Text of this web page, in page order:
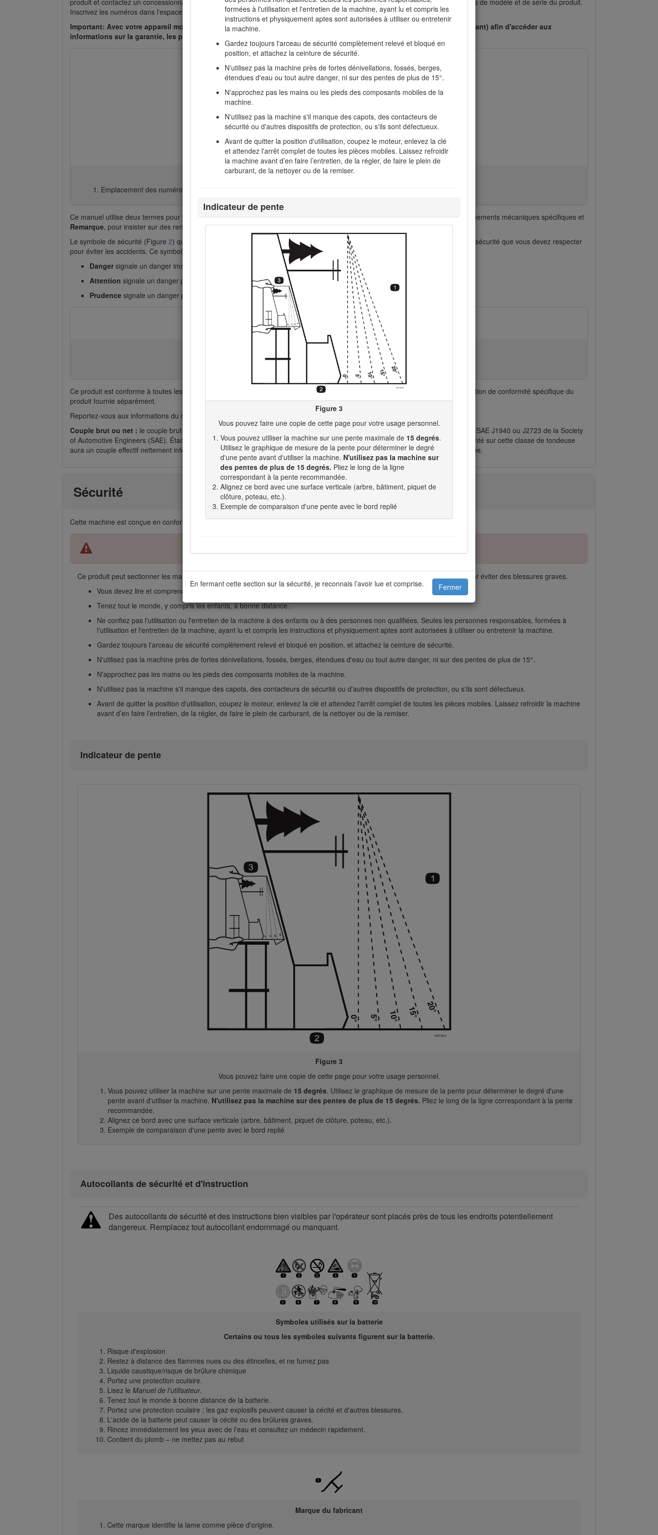
formées à l'utilisation et l'entretien de la machine, ayant lu et compris les
instructions et physiquement aptes sont autorisées à utiliser ou entretenir
la machine.
Gardez toujours l'arceau de sécurité complètement relevé et bloqué en
position, et attachez la ceinture de sécurité.
N'utilisez pas la machine près de fortes dénivellations, fossés, berges,
étendues d'eau ou tout autre danger, ni sur des pentes de plus de 15°.
N'approchez pas les mains ou les pieds des composants mobiles de la
machine.
N'utilisez pas la machine s'il manque des capots, des contacteurs de
sécurité ou d'autres dispositifs de protection, ou s'ils sont défectueux.
Avant de quitter la position d'utilisation, coupez le moteur, enlevez la clé
et attendez l'arrêt complet de toutes les pièces mobiles. Laissez refroidir
la machine avant d’en faire l’entretien, de la régler, de faire le plein de
carburant, de la nettoyer ou de la remiser.
Indicateur de pente
Figure 3
Vous pouvez faire une copie de cette page pour votre usage personnel.
Vous pouvez utiliser la machine sur une pente maximale de 15 degrés.
Utilisez le graphique de mesure de la pente pour déterminer le degré
d'une pente avant d'utiliser la machine. N'utilisez pas la machine sur
des pentes de plus de 15 degrés. Pliez le long de la ligne
correspondant à la pente recommandée.
Alignez ce bord avec une surface verticale (arbre, bâtiment, piquet de
clôture, poteau, etc.).
Exemple de comparaison d'une pente avec le bord replié
En fermant cette section sur la sécurité, je reconnais l’avoir lue et comprise. Fermer
Inscrivez les numéros dans l'espace réservé à cet effet.
Important: Avec votre appareil mobile, vous pouvez scanner le code QR sur l'autocollant du numéro de série (le cas échéant) afin d'accéder aux
informations sur la garantie, les pièces détachées et autres renseignements sur le produit.
Figure 1
Emplacement des numéros de modèle et de série
Ce manuel utilise deux termes pour faire passer des renseignements essentiels.Important, pour attirer l'attention sur des renseignements mécaniques spécifiques et
Remarque, pour insister sur des renseignements d'ordre général méritant une attention particulière.
Le symbole de sécurité (Figure 2) qui figure à la fois dans ce manuel et sur la machine sert à identifier d’importantes consignes de sécurité que vous devez respecter
pour éviter les accidents. Ce symbole s’accompagne des mentions
Danger Attention , ouPrudence
Danger signale un danger immédiat qui, s'il n'est pas évité, entraînera obligatoirement
Attention signale un danger potentiel qui, s'il n'est pas évité,pourrait
entraîner des blessures graves ou mortelles.
Prudence signale un danger potentiel qui, s'il n'est pas évité,peut entraîner des blessures légères ou modérées.
Figure 2
Symbole de sécurité
Ce produit est conforme à toutes les directives européennes pertinentes. Pour plus de renseignements, reportez-vous à la Déclaration de conformité spécifique du
produit fournie séparément.
Reportez-vous aux informations du constructeur du moteur qui accompagnent la machine.
Couple brut ou net : le couple brut ou net de ce moteur a été calculé en laboratoire par le constructeur du moteur selon la norme SAE J1940 ou J2723 de la Society
of Automotive Engineers (SAE). Étant configuré pour satisfaire aux normes de sécurité, antipollution et d'exploitation, le moteur monté sur cette classe de tondeuse
aura un couple effectif nettement inférieur. Reportez-vous aux informations du constructeur du moteur qui accompagnent la machine.
Sécurité
Cette machine est conçue en conformité avec la norme EN ISO 5395.
Ce produit peut sectionner les mains ou les pieds et projeter des objets. Respectez toujours toutes les consignes de sécurité pour éviter des blessures graves.
Vous devez lire et comprendre le contenu de ce
Manuel de l'utilisateur avant de démarrer le moteur.
Tenez tout le monde, y compris les enfants, à bonne distance.
Ne confiez pas l'utilisation ou l'entretien de la machine à des enfants ou à des personnes non qualifiées. Seules les personnes responsables, formées à
l'utilisation et l'entretien de la machine, ayant lu et compris les instructions et physiquement aptes sont autorisées à utiliser ou entretenir la machine.
Gardez toujours l'arceau de sécurité complètement relevé et bloqué en position, et attachez la ceinture de sécurité.
N'utilisez pas la machine près de fortes dénivellations, fossés, berges, étendues d'eau ou tout autre danger, ni sur des pentes de plus de 15°.
N'approchez pas les mains ou les pieds des composants mobiles de la machine.
N'utilisez pas la machine s'il manque des capots, des contacteurs de sécurité ou d'autres dispositifs de protection, ou s'ils sont défectueux.
Avant de quitter la position d'utilisation, coupez le moteur, enlevez la clé et attendez l'arrêt complet de toutes les pièces mobiles. Laissez refroidir la machine
avant d’en faire l’entretien, de la régler, de faire le plein de carburant, de la nettoyer ou de la remiser.
Indicateur de pente
Figure 3
Vous pouvez faire une copie de cette page pour votre usage personnel.
Vous pouvez utiliser la machine sur une pente maximale de 15 degrés. Utilisez le graphique de mesure de la pente pour déterminer le degré d'une
pente avant d'utiliser la machine. N'utilisez pas la machine sur des pentes de plus de 15 degrés. Pliez le long de la ligne correspondant à la pente
recommandée.
Alignez ce bord avec une surface verticale (arbre, bâtiment, piquet de clôture, poteau, etc.).
Exemple de comparaison d'une pente avec le bord replié
Autocollants de sécurité et d'instruction
Des autocollants de sécurité et des instructions bien visibles par l'opérateur sont placés près de tous les endroits potentiellement
dangereux. Remplacez tout autocollant endommagé ou manquant.
Symboles utilisés sur la batterie
Certains ou tous les symboles suivants figurent sur la batterie.
Risque d'explosion
Restez à distance des flammes nues ou des étincelles, et ne fumez pas
Liquide caustique/risque de brûlure chimique
Portez une protection oculaire.
Lisez le Manuel de l'utilisateur.
Tenez tout le monde à bonne distance de la batterie.
Portez une protection oculaire ; les gaz explosifs peuvent causer la cécité et d'autres blessures.
L'acide de la batterie peut causer la cécité ou des brûlures graves.
Rincez immédiatement les yeux avec de l'eau et consultez un médecin rapidement.
Contient du plomb – ne mettez pas au rebut
Marque du fabricant
Cette marque identifie la lame comme pièce d'origine.